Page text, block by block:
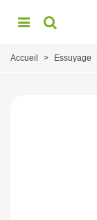
Accueil > Essuyage